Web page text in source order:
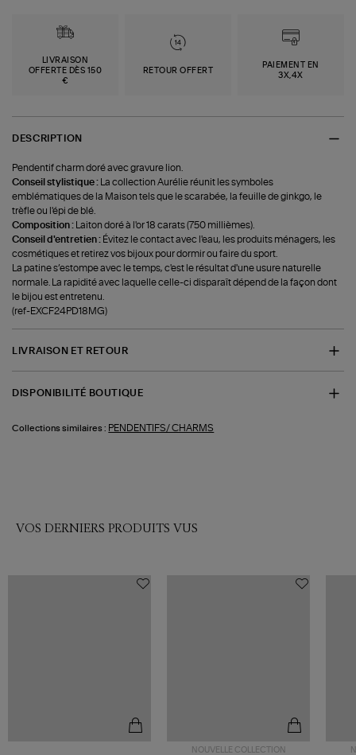
LIVRAISON
OFFERTE DÈS 150
€
RETOUR OFFERT
PAIEMENT EN
3X,4X
DESCRIPTION
Pendentif charm doré avec gravure lion.
Conseil stylistique :
La collection Aurélie réunit les symboles
emblématiques de la Maison tels que le scarabée, la feuille de ginkgo, le
trèfle ou l'épi de blé.
Composition :
Laiton doré à l'or 18 carats (750 millièmes).
Conseil d'entretien : Évitez le contact avec l'eau, les produits ménagers, les
cosmétiques et retirez vos bijoux pour dormir ou faire du sport.
La patine s’estompe avec le temps, c'est le résultat d'une usure naturelle
normale. La rapidité avec laquelle celle-ci disparaît dépend de la façon dont
le bijou est entretenu.
(ref-EXCF24PD18MG)
LIVRAISON ET RETOUR
DISPONIBILITÉ BOUTIQUE
Collections similaires : PENDENTIFS/ CHARMS
VOS DERNIERS PRODUITS VUS
NOUVELLE COLLECTION